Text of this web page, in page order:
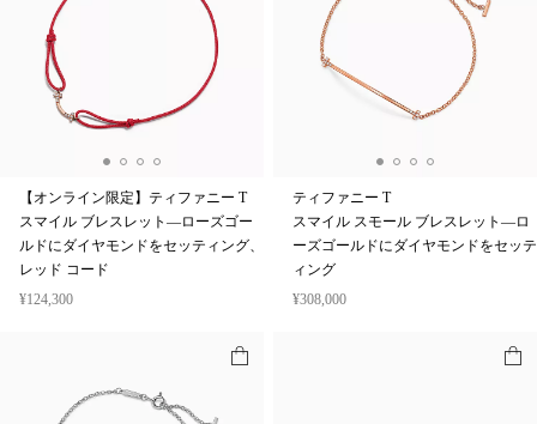
【オンライン限定】ティファニー T
スマイル ブレスレット—ローズゴー
ルドにダイヤモンドをセッティング、
レッド コード
¥124,300
ティファニー T
スマイル スモール ブレスレット—ロ
ーズゴールドにダイヤモンドをセッテ
ィング
¥308,000